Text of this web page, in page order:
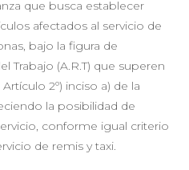
que busca establecer
afectados al servicio de
bajo la figura de
Trabajo (A.R.T) que superen
2º) inciso a) de la
la posibilidad de
conforme igual criterio
de remis y taxi.